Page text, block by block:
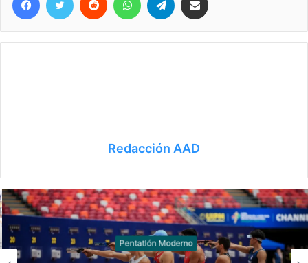
Redacción AAD
Pentatlón Moderno